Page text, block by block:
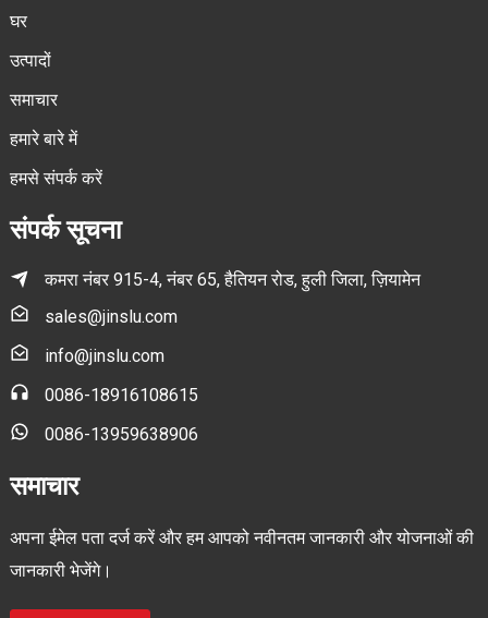
घर
उत्पादों
समाचार
हमारे बारे में
हमसे संपर्क करें
संपर्क सूचना
कमरा नंबर 915-4, नंबर 65, हैतियन रोड, हुली जिला, ज़ियामेन
sales@jinslu.com
info@jinslu.com
0086-18916108615
0086-13959638906
समाचार
अपना ईमेल पता दर्ज करें और हम आपको नवीनतम जानकारी और योजनाओं की
जानकारी भेजेंगे।